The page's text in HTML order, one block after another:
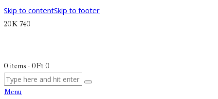
Skip to contentSkip to footer
20K 740
0 items - 0Ft 0
Menu